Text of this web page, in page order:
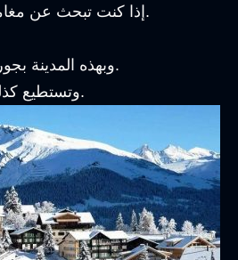
إذا كنت تبحث عن مغامرة جديدة لك هذا الشتاء, فإليك الحل متمثل في مدينة باكورياني جورجيا.
وبهذه المدينة بجورجيا تستطيع التمتع من أكثر من نشاط, سواء في فصل الشتاء أو الصيف.
وتستطيع كذلك أن تقيم في أشهر وأفضل الفنادق, وتتمتع بالطبيعة المذهلة من حولك.